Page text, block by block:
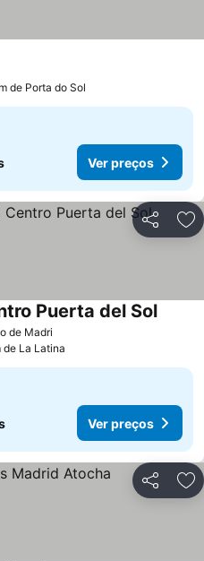
de Porta do Sol
Ver preços
Partilhar
de Madri
Puerta del Sol
de La Latina
Ver preços
Partilhar